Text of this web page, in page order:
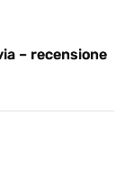
– recensione